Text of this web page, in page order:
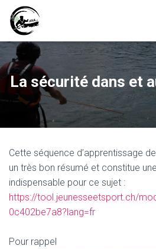
La sécurité dans et
Cette séquence d’apprentissage
un très bon résumé et constitue
indispensable pour ce sujet :
https://tool.jeunesseetsport.ch/
0c402be7a8?lang=fr
Pour rappel